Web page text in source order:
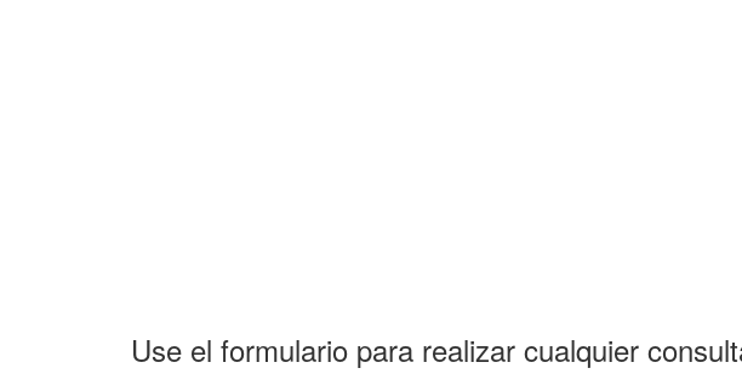
Use el formulario para realizar cualquier